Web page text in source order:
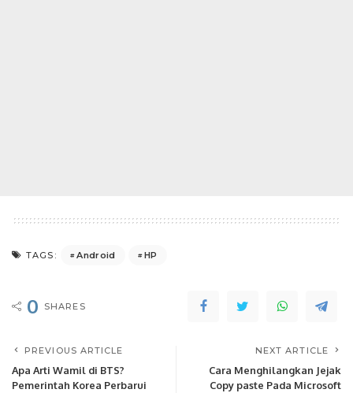
TAGS: Android HP
0 SHARES
PREVIOUS ARTICLE
Apa Arti Wamil di BTS?
Pemerintah Korea Perbarui
NEXT ARTICLE
Cara Menghilangkan Jejak
Copy paste Pada Microsoft